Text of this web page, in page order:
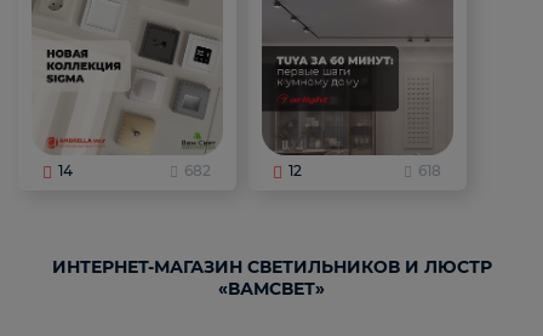
14 682 12 618
ИНТЕРНЕТ-МАГАЗИН СВЕТИЛЬНИКОВ И ЛЮСТР
«ВАМСВЕТ»